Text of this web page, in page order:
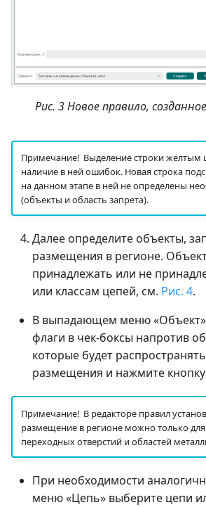
Рис. 3 Новое правило,
Примечание! Выделение строки желтым
наличие в ней ошибок. Новая строка
на данном этапе в ней не определены
(объекты и область запрета).
Далее определите объекты,
размещения в регионе.
принадлежать или не
или классам цепей, см. Рис. 4.
В выпадающем меню «Объект»
флаги в чек-боксы напротив
которые будет
размещения и нажмите
Примечание! В редакторе правил
размещение в регионе можно только для
переходных отверстий и областей
При необходимости
меню «Цепь» выберите цепи